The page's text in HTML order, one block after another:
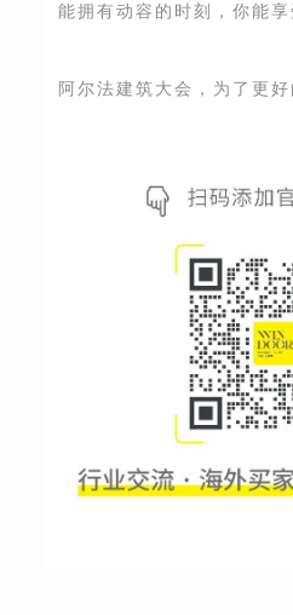
能拥有动容的时刻，你能享
阿尔法建筑大会，为了更